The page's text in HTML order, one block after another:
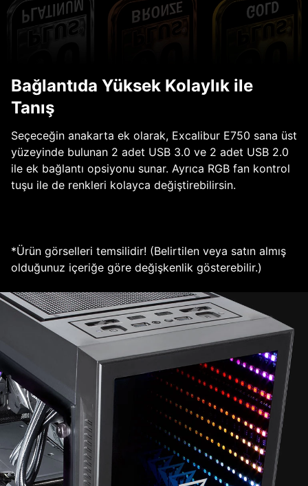
Bağlantıda Yüksek Kolaylık ile
Tanış
Seçeceğin anakarta ek olarak, Excalibur E750 sana üst
yüzeyinde bulunan 2 adet USB 3.0 ve 2 adet USB 2.0
ile ek bağlantı opsiyonu sunar. Ayrıca RGB fan kontrol
tuşu ile de renkleri kolayca değiştirebilirsin.
*Ürün görselleri temsilidir! (Belirtilen veya satın almış
olduğunuz içeriğe göre değişkenlik gösterebilir.)